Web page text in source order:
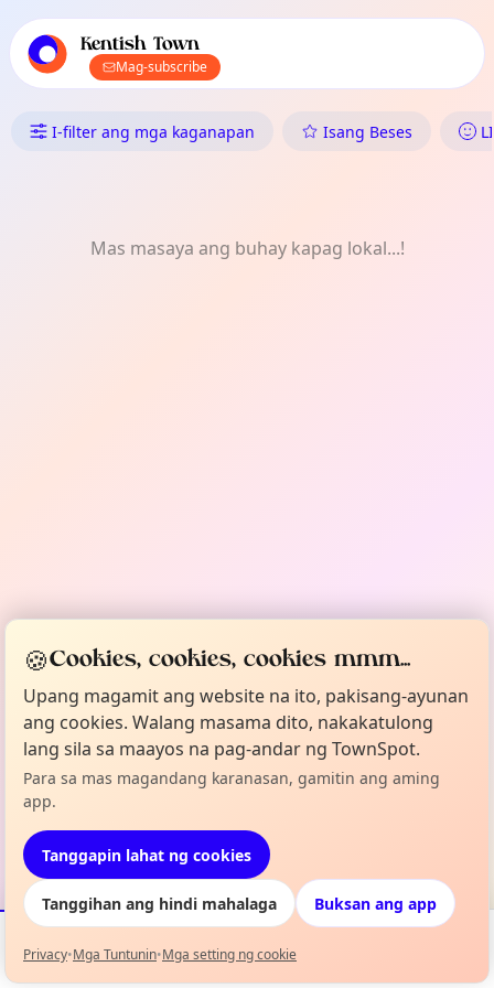
ng mga lokal na kaganapan ng TownSpot
Kentish Town
Mag-subscribe
Ano ang Nangyayari sa
I-filter ang mga kaganapan Isang Beses
Mas masaya ang buhay kapag lokal...!
Mga Kaganapan Mapa Aking Lineup
🍪Cookies, cookies, cookies mmm...
Upang magamit ang website na ito, pakisang-ayunan
ang cookies. Walang masama dito, nakakatulong
lang sila sa maayos na pag-andar ng TownSpot.
Para sa mas magandang karanasan, gamitin ang aming
app.
Tanggapin lahat ng cookies
Tanggihan ang hindi mahalaga Buksan ang app
Privacy•Mga Tuntunin•Mga setting ng cookie